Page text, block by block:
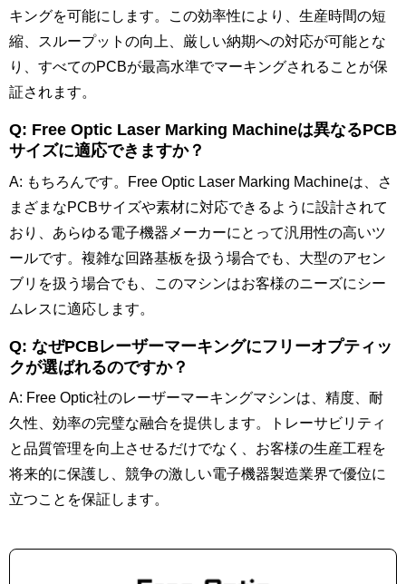
キングを可能にします。この効率性により、生産時間の短
縮、スループットの向上、厳しい納期への対応が可能とな
り、すべてのPCBが最高水準でマーキングされることが保
証されます。
Q: Free Optic Laser Marking Machineは異なるPCB
サイズに適応できますか？
A: もちろんです。Free Optic Laser Marking Machineは、さ
まざまなPCBサイズや素材に対応できるように設計されて
おり、あらゆる電子機器メーカーにとって汎用性の高いツ
ールです。複雑な回路基板を扱う場合でも、大型のアセン
ブリを扱う場合でも、このマシンはお客様のニーズにシー
ムレスに適応します。
Q: なぜPCBレーザーマーキングにフリーオプティッ
クが選ばれるのですか？
A: Free Optic社のレーザーマーキングマシンは、精度、耐
久性、効率の完璧な融合を提供します。トレーサビリティ
と品質管理を向上させるだけでなく、お客様の生産工程を
将来的に保護し、競争の激しい電子機器製造業界で優位に
立つことを保証します。